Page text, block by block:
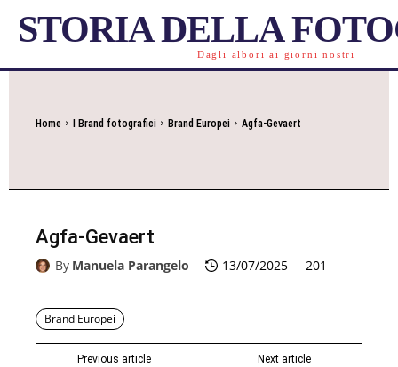
STORIA DELLA
Dagli albori ai giorni nostri
Home I Brand fotografici Brand Europei Agfa-Gevaert
Agfa-Gevaert
By Manuela Parangelo 13/07/2025 201
Brand Europei
Previous article Next article